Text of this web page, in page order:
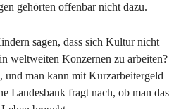
gehörten offenbar nicht dazu.
sagen, dass sich Kultur nicht
weltweiten Konzernen zu arbeiten?
und man kann mit Kurzarbeitergeld
Landesbank fragt nach, ob man das